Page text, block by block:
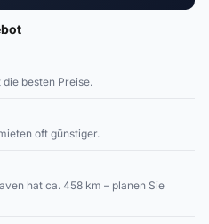
besten Preise.
oft günstiger.
hat ca. 458 km – planen Sie